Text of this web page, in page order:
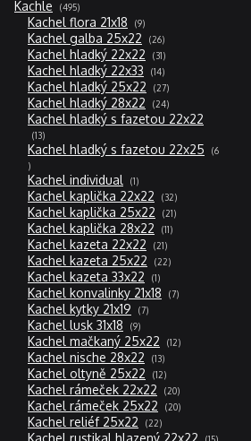
Kachle 495495
produktů
Kachel flora 21x18 99
produktů
Kachel galba 25x22 2626
produktů
Kachel hladký 22x22 3131
produktů
Kachel hladký 22x33 1414
produktů
Kachel hladký 25x22 2727
produktů
Kachel hladký 28x22 2424
produktů
Kachel hladký s fazetou 22x22
1313
produktů
Kachel hladký s fazetou 22x25
6
6
produktů
Kachel individual 11
produkt
Kachel kaplička 22x22 3232
produktů
Kachel kaplička 25x22 2121
produktů
Kachel kaplička 28x22 1111
produktů
Kachel kazeta 22x22 2121
produktů
Kachel kazeta 25x22 2222
produktů
Kachel kazeta 33x22 11
produkt
Kachel konvalinky 21x18 77
produktů
Kachel kytky 21x19 77
produktů
Kachel lusk 31x18 99
produktů
Kachel mačkaný 25x22 1212
produktů
Kachel nische 28x22 1313
produktů
Kachel oltyně 25x22 1212
produktů
Kachel rámeček 22x22 2020
produktů
Kachel rámeček 25x22 2020
produktů
Kachel reliéf 25x22 2222
produktů
Kachel rustikal hlazený 22x22
15